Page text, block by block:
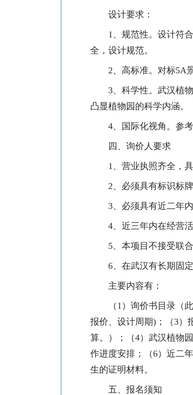
设计要求：
1 、规范性。设计符
全，设计规范。
2、高标准。对标5A
3、科学性。武汉植
凸显植物园的科学内涵。
4、国际化视角。参
四、询价人要求
1 、营业执照齐全，
2、必须具有标识标
3、必须具有近二年
4、近三年内在经营
5、本项目不接受联
6、在武汉有长期固
主要内容有：
（ 1 ）询价书目录（
报价、设计周期) ；（3）
算。）；（4）武汉植物
作进度安排；（6）近二
生的证明材料。
五、报名须知